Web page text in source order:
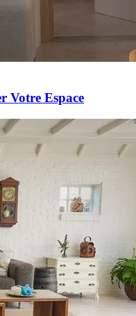
Votre Espace